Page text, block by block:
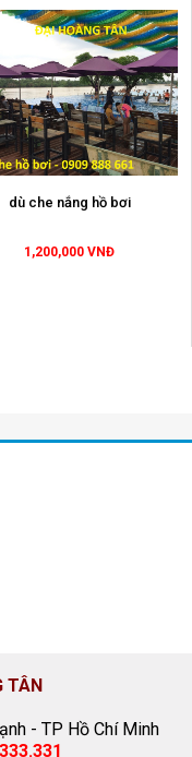
dù che nắng hồ bơi
1,200,000 VNĐ
TÂN
- TP Hồ Chí Minh